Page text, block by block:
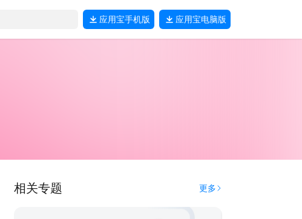
应用宝手机版 应用宝电脑版
相关专题 更多